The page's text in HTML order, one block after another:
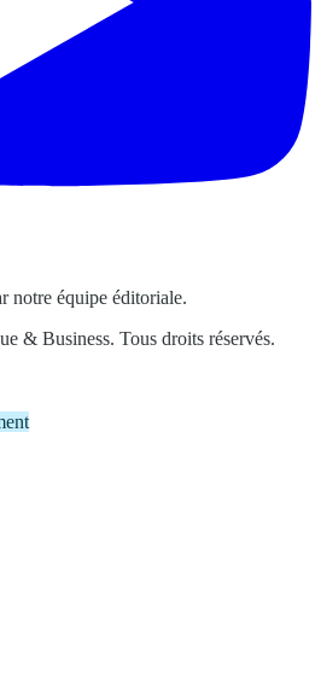
notre équipe éditoriale.
& Business. Tous droits réservés.